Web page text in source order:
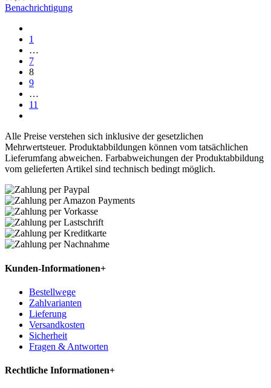
Benachrichtigung
1
…
7
8
9
…
11
Alle Preise verstehen sich inklusive der gesetzlichen
Mehrwertsteuer. Produktabbildungen können vom tatsächlichen
Lieferumfang abweichen. Farbabweichungen der Produktabbildung
vom gelieferten Artikel sind technisch bedingt möglich.
Kunden-Informationen+
Bestellwege
Zahlvarianten
Lieferung
Versandkosten
Sicherheit
Fragen & Antworten
Rechtliche Informationen+